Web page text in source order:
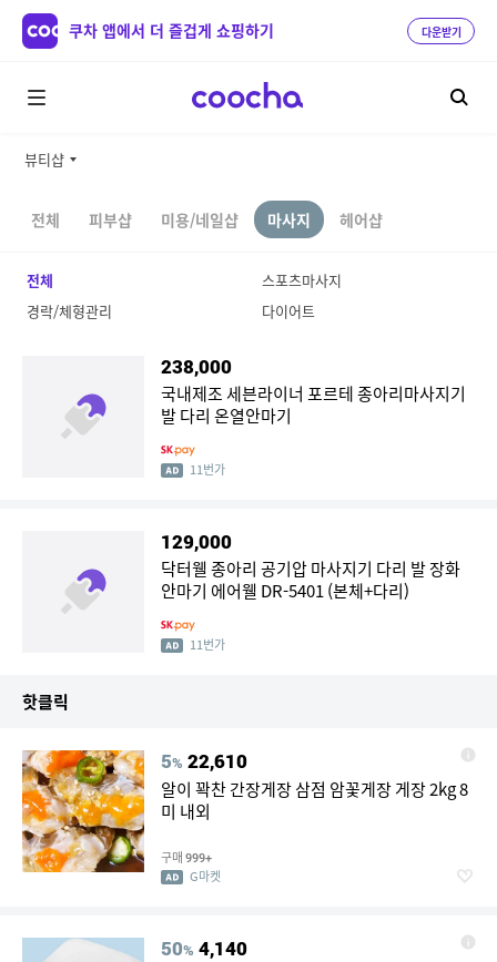
쿠차 앱에서 더 즐겁게 쇼핑하기 다운받기
뷰티샵
전체 피부샵 미용/네일샵 마사지 헤어샵
전체
스포츠마사지
경락/체형관리
다이어트
238,000
국내제조 세븐라이너 포르테 종아리마사지기
발 다리 온열안마기
11번가
129,000
닥터웰 종아리 공기압 마사지기 다리 발 장화
안마기 에어웰 DR-5401 (본체+다리)
11번가
핫클릭
5% 22,610
알이 꽉찬 간장게장 삼점 암꽃게장 게장 2kg 8
미 내외
구매 999+
G마켓
50% 4,140